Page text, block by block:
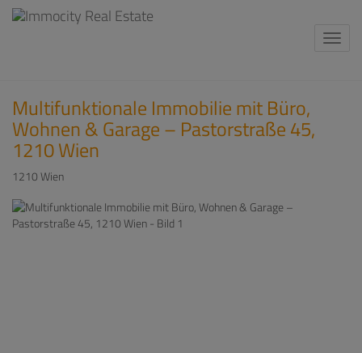
Multifunktionale Immobilie mit Büro,
Wohnen & Garage – Pastorstraße 45,
1210 Wien
1210 Wien